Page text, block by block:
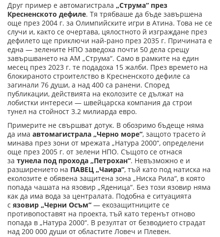
Друг пример е автомагистрала „Струма“ през
Кресненското дефиле. Тя трябваше да бъде завършена
още през 2004 г. за Олимпийските игри в Атина. Това не се
случи и, както се очертава, цялостното й изграждане през
дефилето ще приключи най-рано през 2035 г. Причината е
една — зелените НПО заведоха почти 50 дела срещу
завършването на АМ „Струма“. Само в рамките на един
месец през 2023 г. те подадоха 15 жалби. През времето на
блокираното строителство в Кресненското дефиле са
загинали 76 души, а над 400 са ранени. Според
публикации, действията на еколозите се дължат на
лобистки интереси — швейцарска компания да строи
тунел на стойност 3.2 милиарда евро.
Примерите не свършват дотук. В обозримо бъдеще няма
да има автомагистрала „Черно море“, защото трасето ѝ
минава през зони от мрежата „Натура 2000“, определени
още през 2005 г. от зелени НПО. Същото се отнася
за тунела под прохода „Петрохан“. Невъзможно е и
разширението на ПАВЕЦ „Чаира“, тъй като под натиска на
еколозите е обявена защитена зона „Ниска Рила“, в която
попада чашата на язовир „Яденица“. Без този язовир няма
как да има вода за централата. Подобна е ситуацията
с язовир „Черни Осъм“ — екозащитниците се
противопоставят на проекта, тъй като теренът отново
попада в „Натура 2000“. В резултат от безводието страдат
над 200 000 души от областите Ловеч и Плевен.